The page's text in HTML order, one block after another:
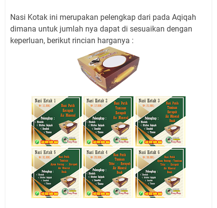
Nasi Kotak ini merupakan pelengkap dari pada Aqiqah
dimana untuk jumlah nya dapat di sesuaikan dengan
keperluan, berikut rincian harganya :